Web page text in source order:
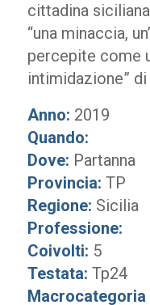
cittadina
“una minaccia,
percepite come
intimidazione”
Anno: 2019
Quando:
Dove: Partanna
Provincia: TP
Regione: Sicilia
Professione:
Coivolti: 5
Testata: Tp24
Macrocategoria